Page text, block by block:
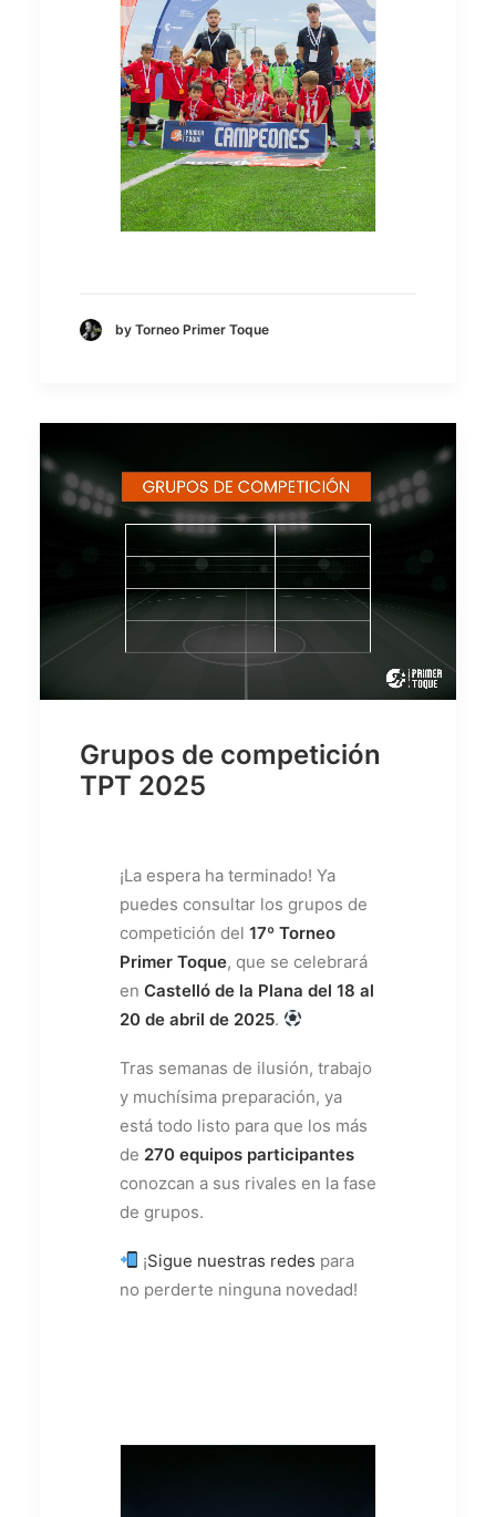
by Torneo Primer Toque
Grupos de competición
TPT 2025
¡La espera ha terminado! Ya
puedes consultar los grupos de
competición del 17º Torneo
Primer Toque, que se celebrará
en Castelló de la Plana del 18 al
20 de abril de 2025.
Tras semanas de ilusión, trabajo
y muchísima preparación, ya
está todo listo para que los más
de 270 equipos participantes
conozcan a sus rivales en la fase
de grupos.
¡Sigue nuestras redes para
no perderte ninguna novedad!